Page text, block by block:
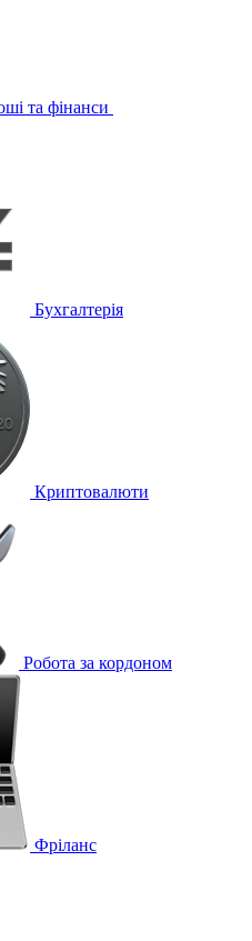
та фінанси
Бухгалтерія
Криптовалюти
Робота за кордоном
Фріланс